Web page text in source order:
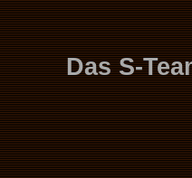
Das S-